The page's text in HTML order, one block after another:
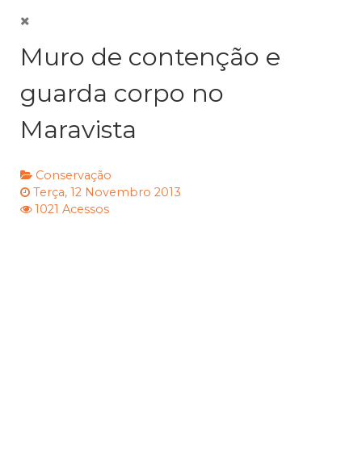
Muro de contenção e
guarda corpo no
Maravista
Conservação
Terça, 12 Novembro 2013
1021 Acessos